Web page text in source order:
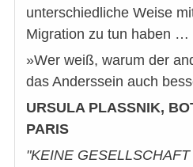
unterschiedliche Weise
Migration zu tun haben …
»Wer weiß, warum der
das Anderssein auch
URSULA PLASSNIK,
PARIS
"KEINE